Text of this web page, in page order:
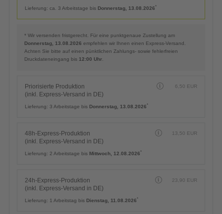
Lieferung: ca. 3 Arbeitstage bis Donnerstag, 13.08.2026*
* Wir versenden fristgerecht. Für eine punktgenaue Zustellung am
Donnerstag, 13.08.2026 empfehlen wir Ihnen einen Express-Versand.
Achten Sie bitte auf einen pünktlichen Zahlungs- sowie fehlerfreien
Druckdateneingang bis 12:00 Uhr
Priorisierte Produktion
(inkl. Express-Versand in DE)
6,50 EUR
Lieferung: 3 Arbeitstage bis Donnerstag, 13.08.2026*
48h-Express-Produktion
(inkl. Express-Versand in DE)
13,50 EUR
Lieferung: 2 Arbeitstage bis Mittwoch, 12.08.2026*
24h-Express-Produktion
(inkl. Express-Versand in DE)
23,90 EUR
Lieferung: 1 Arbeitstag bis Dienstag, 11.08.2026*